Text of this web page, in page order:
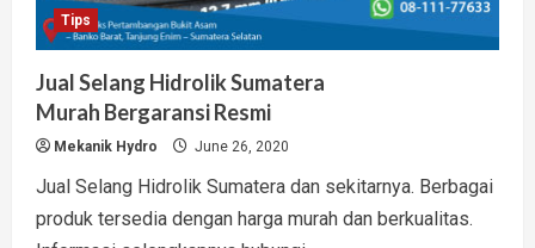
Tips
Jual Selang Hidrolik Sumatera
Murah Bergaransi Resmi
Mekanik Hydro June 26, 2020
Jual Selang Hidrolik Sumatera dan sekitarnya. Berbagai
produk tersedia dengan harga murah dan berkualitas.